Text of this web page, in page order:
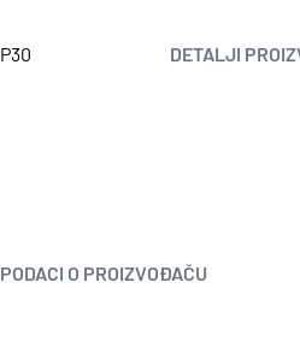
P30 DETALJI
PODACI O PROIZVOĐAČU